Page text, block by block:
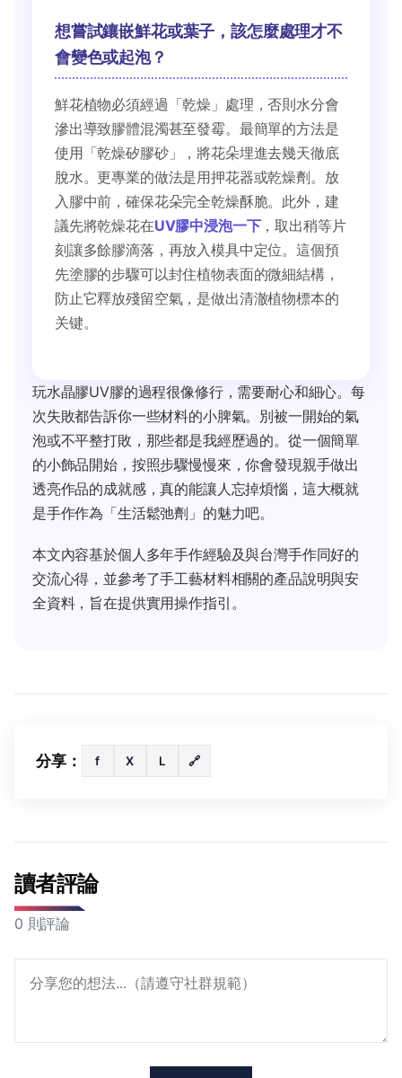
想嘗試鑲嵌鮮花或葉子，該怎麼處理才不
會變色或起泡？
鮮花植物必須經過「乾燥」處理，否則水分會
滲出導致膠體混濁甚至發霉。最簡單的方法是
使用「乾燥矽膠砂」，將花朵埋進去幾天徹底
脫水。更專業的做法是用押花器或乾燥劑。放
入膠中前，確保花朵完全乾燥酥脆。此外，建
議先將乾燥花在UV膠中浸泡一下，取出稍等片
刻讓多餘膠滴落，再放入模具中定位。這個預
先塗膠的步驟可以封住植物表面的微細結構，
防止它釋放殘留空氣，是做出清澈植物標本的
关键。
玩水晶膠UV膠的過程很像修行，需要耐心和細心。每
次失敗都告訴你一些材料的小脾氣。別被一開始的氣
泡或不平整打敗，那些都是我經歷過的。從一個簡單
的小飾品開始，按照步驟慢慢來，你會發現親手做出
透亮作品的成就感，真的能讓人忘掉煩惱，這大概就
是手作作為「生活鬆弛劑」的魅力吧。
本文內容基於個人多年手作經驗及與台灣手作同好的
交流心得，並參考了手工藝材料相關的產品說明與安
全資料，旨在提供實用操作指引。
分享： f X L 🔗
讀者評論
0 則評論